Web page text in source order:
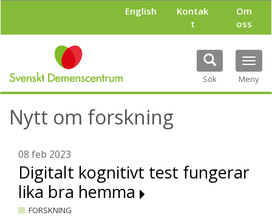
l
English
Kontak
t
Om
oss
Sök Meny
Nytt om forskning
08 feb 2023
Digitalt kognitivt test fungerar
lika bra hemma
FORSKNING